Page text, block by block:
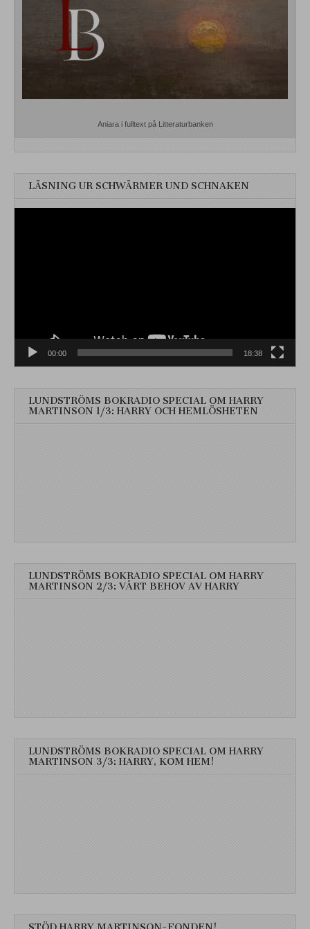
Aniara i fulltext på Litteraturbanken
LÄSNING UR SCHWÄRMER UND SCHNAKEN
00:00 18:38
LUNDSTRÖMS BOKRADIO SPECIAL OM HARRY
MARTINSON 1/3: HARRY OCH HEMLÖSHETEN
LUNDSTRÖMS BOKRADIO SPECIAL OM HARRY
MARTINSON 2/3: VÅRT BEHOV AV HARRY
LUNDSTRÖMS BOKRADIO SPECIAL OM HARRY
MARTINSON 3/3: HARRY, KOM HEM!